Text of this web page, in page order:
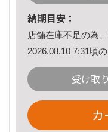
納期目安：
店舗在庫不足の為
2026.08.10 7:31頃
受け取
カ